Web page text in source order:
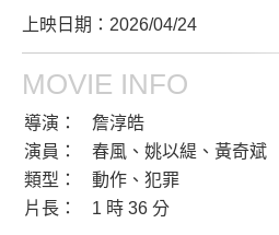
上映日期：2026/04/24
MOVIE INFO
導演：
詹淳皓
演員：
春風、姚以緹、黃奇斌
類型：
動作、犯罪
片長：
1 時 36 分